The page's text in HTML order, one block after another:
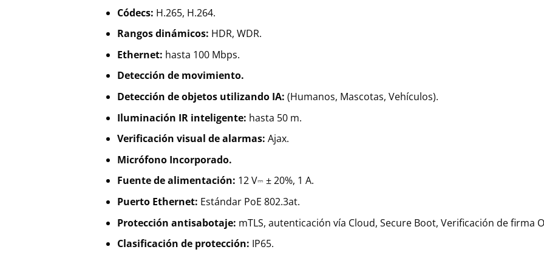
Códecs: H.265, H.264.
Rangos dinámicos: HDR, WDR.
Ethernet: hasta 100 Mbps.
Detección de movimiento.
Detección de objetos utilizando IA: (Humanos, Mascotas, Vehículos).
Iluminación IR inteligente: hasta 50 m.
Verificación visual de alarmas: Ajax.
Micrófono Incorporado.
Fuente de alimentación: 12 V⎓ ± 20%, 1 А.
Puerto Ethernet: Estándar PoE 802.3at.
Protección antisabotaje: mTLS, autenticación vía Cloud, Secure Boot, Verificación de firma
Clasificación de protección: IP65.